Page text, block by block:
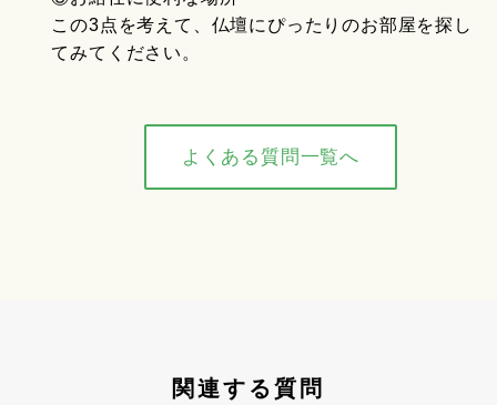
この3点を考えて、仏壇にぴったりのお部屋を探し
てみてください。
よくある質問一覧へ
関連する質問